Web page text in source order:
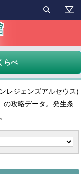
らべ
レジェンズアルセウス)
の攻略データ。発生条